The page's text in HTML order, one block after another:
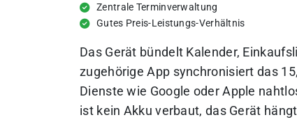
Zentrale Terminverwaltung
Gutes Preis-Leistungs-Verhältnis
Das Gerät bündelt Kalender,
zugehörige App synchronisiert das
Dienste wie Google oder Apple
ist kein Akku verbaut, das Gerät